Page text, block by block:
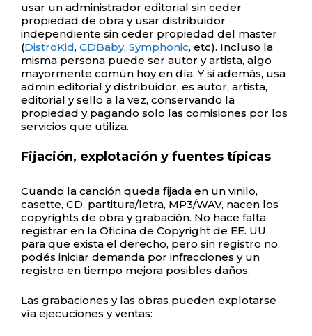
usar un administrador editorial sin ceder
propiedad de obra y usar distribuidor
independiente sin ceder propiedad del master
(DistroKid, CDBaby, Symphonic, etc). Incluso la
misma persona puede ser autor y artista, algo
mayormente común hoy en día. Y si además, usa
admin editorial y distribuidor, es autor, artista,
editorial y sello a la vez, conservando la
propiedad y pagando solo las comisiones por los
servicios que utiliza.
Fijación, explotación y fuentes típicas
Cuando la canción queda fijada en un vinilo,
casette, CD, partitura/letra, MP3/WAV, nacen los
copyrights de obra y grabación. No hace falta
registrar en la Oficina de Copyright de EE. UU.
para que exista el derecho, pero sin registro no
podés iniciar demanda por infracciones y un
registro en tiempo mejora posibles daños.
Las grabaciones y las obras pueden explotarse
vía ejecuciones y ventas: